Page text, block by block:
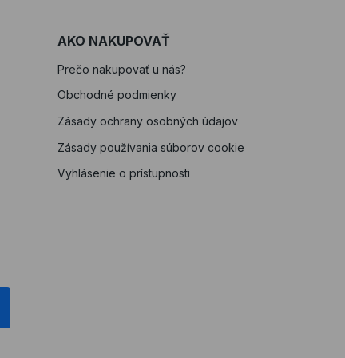
AKO NAKUPOVAŤ
Prečo nakupovať u nás?
Obchodné podmienky
Zásady ochrany osobných údajov
Zásady používania súborov cookie
Vyhlásenie o prístupnosti